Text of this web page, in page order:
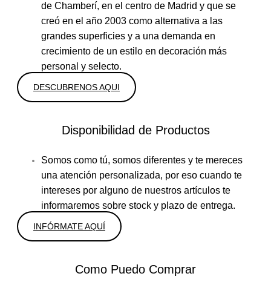
de Chamberí, en el centro de Madrid y que se
creó en el año 2003 como alternativa a las
grandes superficies y a una demanda en
crecimiento de un estilo en decoración más
personal y selecto.
DESCUBRENOS AQUI
Disponibilidad de Productos
Somos como tú, somos diferentes y te mereces
una atención personalizada, por eso cuando te
intereses por alguno de nuestros artículos te
informaremos sobre stock y plazo de entrega.
INFÓRMATE AQUÍ
Como Puedo Comprar